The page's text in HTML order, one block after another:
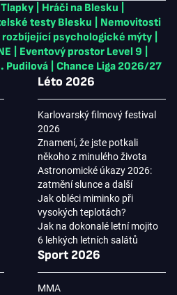
Hráči na Blesku
testy Blesku
Nemovitosti
psychologické mýty
Eventový prostor Level 9
Pudilová
Chance Liga 2026/27
Léto 2026
Karlovarský filmový festival
2026
Znamení, že jste potkali
někoho z minulého života
Astronomické úkazy 2026:
zatmění slunce a další
Jak obléci miminko při
vysokých teplotách?
Jak na dokonalé letní mojito
6 lehkých letních salátů
Sport 2026
MMA